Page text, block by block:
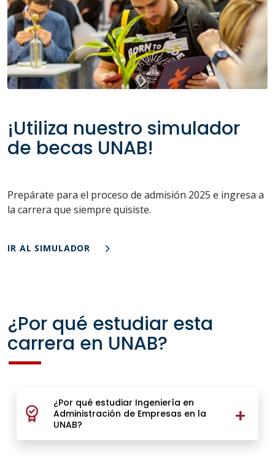
¡Utiliza nuestro simulador
de becas UNAB!
Prepárate para el proceso de admisión 2025 e ingresa a
la carrera que siempre quisiste.
IR AL SIMULADOR
¿Por qué estudiar esta
carrera en UNAB?
¿Por qué estudiar Ingeniería en
Administración de Empresas en la
UNAB?